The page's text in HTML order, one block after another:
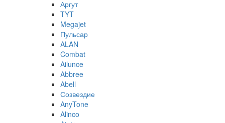
Аргут
TYT
Megajet
Пульсар
ALAN
Combat
Ailunce
Abbree
Abell
Созвездие
AnyTone
Alinco